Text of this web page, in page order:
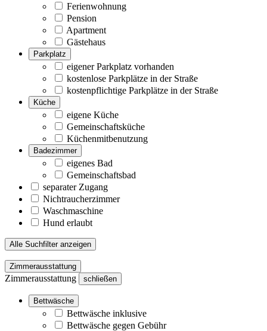
Ferienwohnung
Pension
Apartment
Gästehaus
Parkplatz
eigener Parkplatz vorhanden
kostenlose Parkplätze in der Straße
kostenpflichtige Parkplätze in der Straße
Küche
eigene Küche
Gemeinschaftsküche
Küchenmitbenutzung
Badezimmer
eigenes Bad
Gemeinschaftsbad
separater Zugang
Nichtraucherzimmer
Waschmaschine
Hund erlaubt
Alle Suchfilter anzeigen
Zimmerausstattung
Zimmerausstattung schließen
Bettwäsche
Bettwäsche inklusive
Bettwäsche gegen Gebühr